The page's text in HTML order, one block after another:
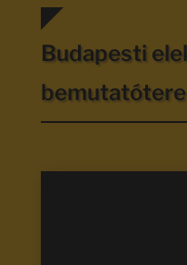
Budapesti